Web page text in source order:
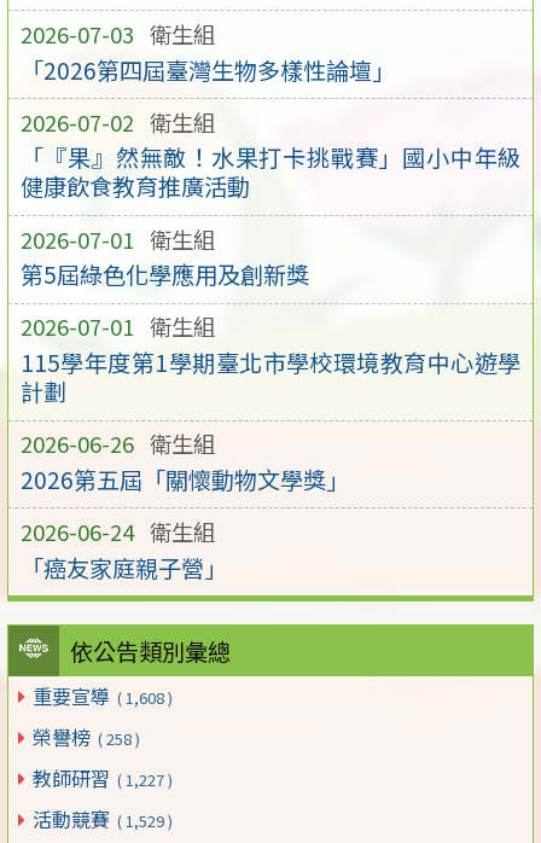
2026-07-03 衛生組
「2026第四屆臺灣生物多樣性論壇」
2026-07-02 衛生組
「『果』然無敵！水果打卡挑戰賽」國小中年級
健康飲食教育推廣活動
2026-07-01 衛生組
第5屆綠色化學應用及創新獎
2026-07-01 衛生組
115學年度第1學期臺北市學校環境教育中心遊學
計劃
2026-06-26 衛生組
2026第五屆「關懷動物文學獎」
2026-06-24 衛生組
「癌友家庭親子營」
依公告類別彙總
重要宣導 ( 1,608 )
榮譽榜 ( 258 )
教師研習 ( 1,227 )
活動競賽 ( 1,529 )